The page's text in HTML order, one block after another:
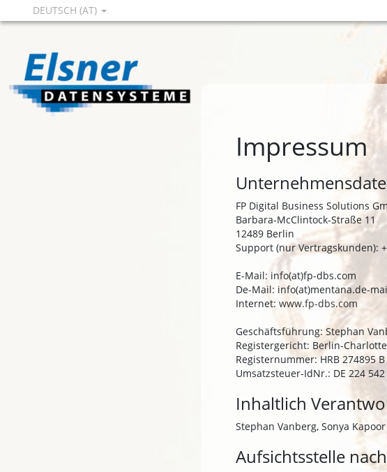
DEUTSCH (AT)
Impressum
FP Digital Business Solutions
Barbara-McClintock-Straße 11
12489 Berlin
Support (nur Vertragskunden):
E-Mail: info(at)fp-dbs.com
De-Mail: info(at)mentana.de-
Internet: www.fp-dbs.com
Geschäftsführung: Stephan
Registergericht: Berlin-
Registernummer: HRB 274895 B
Umsatzsteuer-IdNr.: DE 224
Inhaltlich
Stephan Vanberg, Sonya Kapoor
Aufsichtsstelle